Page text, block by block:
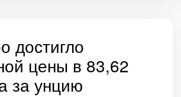
достигло
цены в 83,62
за унцию